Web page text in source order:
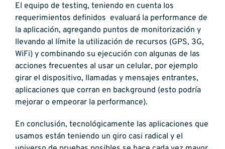
El equipo de testing, teniendo en cuenta los
requerimientos definidos evaluará la performance de
la aplicación, agregando puntos de monitorización y
llevando al límite la utilización de recursos (GPS, 3G,
WiFi) y combinando su ejecución con algunas de las
acciones frecuentes al usar un celular, por ejemplo
girar el dispositivo, llamadas y mensajes entrantes,
aplicaciones que corran en background (esto podría
mejorar o empeorar la performance).
En conclusión, tecnológicamente las aplicaciones que
usamos están teniendo un giro casi radical y el